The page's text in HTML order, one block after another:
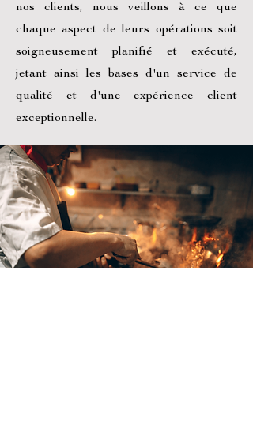
nos clients, nous veillons à ce que
chaque aspect de leurs opérations soit
soigneusement planifié et exécuté,
jetant ainsi les bases d'un service de
qualité et d'une expérience client
exceptionnelle.